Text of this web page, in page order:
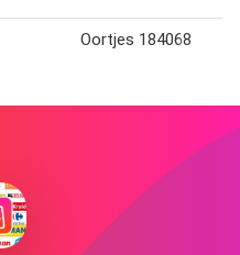
Oortjes 184068